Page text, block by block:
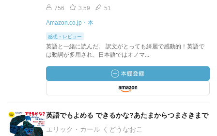
756 3.59 51
Amazon.co.jp・本
感想・レビュー
英語と一緒に読んだ。 訳文がとっても綺麗で感動的！英語で
は動詞が多用され、日本語ではオノマ...
英語でもよめる できるかな?あたまからつまさきまで
エリック・カール くどうなおこ